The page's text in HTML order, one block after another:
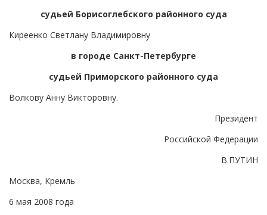
судьей Борисоглебского районного суда
Киреенко Светлану Владимировну
в городе Санкт-Петербурге
судьей Приморского районного суда
Волкову Анну Викторовну.
Президент
Российской Федерации
В.ПУТИН
Москва, Кремль
6 мая 2008 года